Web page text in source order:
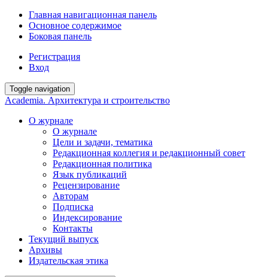
Главная навигационная панель
Основное содержимое
Боковая панель
Регистрация
Вход
Toggle navigation
Academia. Архитектура и строительство
О журнале
О журнале
Цели и задачи, тематика
Редакционная коллегия и редакционный совет
Редакционная политика
Язык публикаций
Рецензирование
Авторам
Подписка
Индексирование
Контакты
Текущий выпуск
Архивы
Издательская этика